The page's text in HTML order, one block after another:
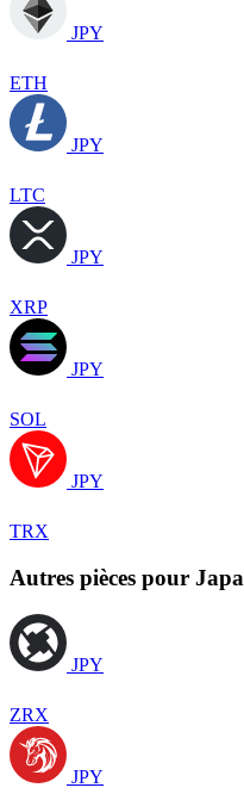
JPY
ETH
JPY
LTC
JPY
XRP
JPY
SOL
JPY
TRX
Autres pièces pour
JPY
ZRX
JPY